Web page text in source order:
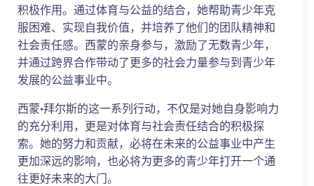
积极作用。通过体育与公益的结合，她帮助青少年克
服困难、实现自我价值，并培养了他们的团队精神和
社会责任感。西蒙的亲身参与，激励了无数青少年，
并通过跨界合作带动了更多的社会力量参与到青少年
发展的公益事业中。
西蒙·拜尔斯的这一系列行动，不仅是对她自身影响力
的充分利用，更是对体育与社会责任结合的积极探
索。她的努力和贡献，必将在未来的公益事业中产生
更加深远的影响，也必将为更多的青少年打开一个通
往更好未来的大门。